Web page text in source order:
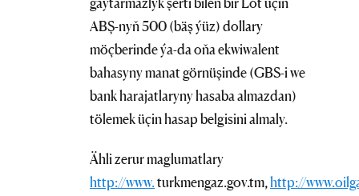
ABŞ-nyň 500 (bäş ýüz) dollary
möçberinde ýa-da oňa ekwiwalent
bahasyny manat görnüşinde (GBS-i we
bank harajatlaryny hasaba almazdan)
tölemek üçin hasap belgisini almaly.
Ähli zerur maglumatlary
http://www.turkmengaz.gov.tm,http://